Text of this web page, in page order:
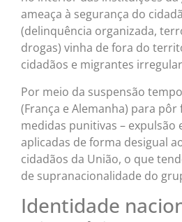
ameaça à segurança do
(delinquência organizada,
drogas) vinha de fora do
cidadãos e migrantes
Por meio da suspensão
(França e Alemanha) para
medidas punitivas – expulsão
aplicadas de forma desigual
cidadãos da União, o que
de supranacionalidade do
Identidade